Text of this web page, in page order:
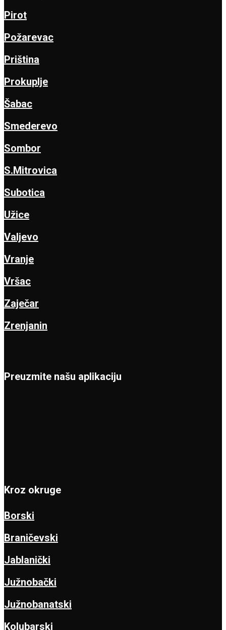
Pirot
Požarevac
Priština
Prokuplje
Šabac
Smederevo
Sombor
S.Mitrovica
Subotica
Užice
Valjevo
Vranje
Vršac
Zaječar
Zrenjanin
Preuzmite našu aplikaciju
Kroz okruge
Borski
Braničevski
Jablanički
Južnobački
Južnobanatski
Kolubarski